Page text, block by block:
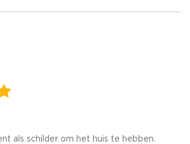
als schilder om het huis te hebben.